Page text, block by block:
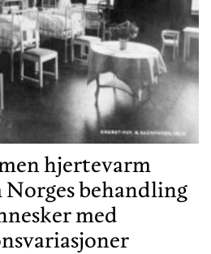
hjertevarm
behandling
med